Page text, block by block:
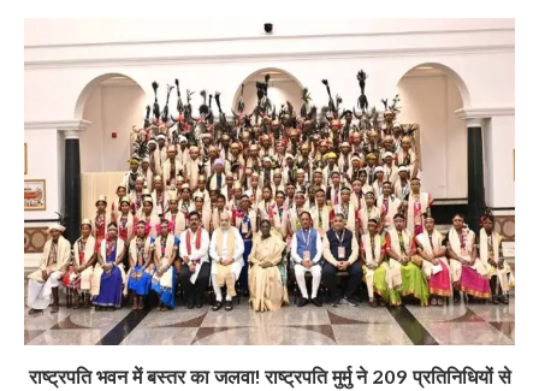
राष्ट्रपति भवन में बस्तर का जलवा! राष्ट्रपति मुर्मु ने 209 प्रतिनिधियों से